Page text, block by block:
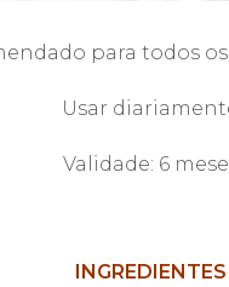
para todos
Usar
Validade: 6
INGREDIENTES